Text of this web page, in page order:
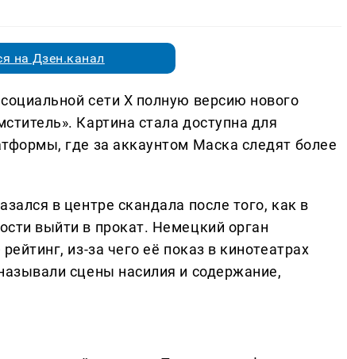
на Дзен.канал
сети X полную версию нового
Картина стала доступна для
где за аккаунтом Маска следят более
в центре скандала после того, как в
выйти в прокат. Немецкий орган
из-за чего её показ в кинотеатрах
сцены насилия и содержание,